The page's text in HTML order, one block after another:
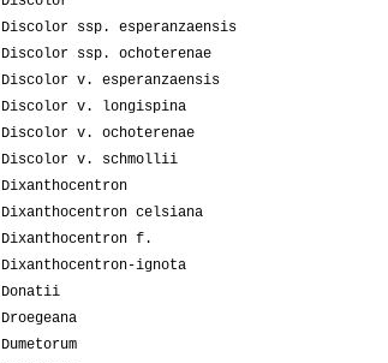
Discolor ssp. esperanzaensis
Discolor ssp. ochoterenae
Discolor v. esperanzaensis
Discolor v. longispina
Discolor v. ochoterenae
Discolor v. schmollii
Dixanthocentron
Dixanthocentron celsiana
Dixanthocentron f.
Dixanthocentron-ignota
Donatii
Droegeana
Dumetorum